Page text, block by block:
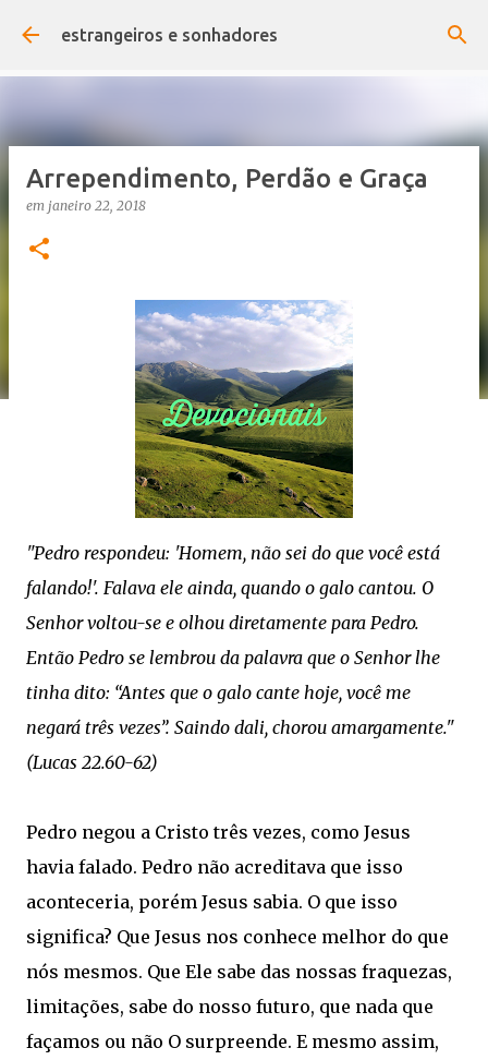
Pular para o conteúdo principal
estrangeiros e sonhadores
Arrependimento, Perdão e Graça
em janeiro 22, 2018
"Pedro respondeu: 'Homem, não sei do que você está
falando!'. Falava ele ainda, quando o galo cantou. O
Senhor voltou-se e olhou diretamente para Pedro.
Então Pedro se lembrou da palavra que o Senhor lhe
tinha dito: “Antes que o galo cante hoje, você me
negará três vezes”. Saindo dali, chorou amargamente."
(Lucas 22.60‭-‬62)
Pedro negou a Cristo três vezes, como Jesus
havia falado. Pedro não acreditava que isso
aconteceria, porém Jesus sabia. O que isso
significa? Que Jesus nos conhece melhor do que
nós mesmos. Que Ele sabe das nossas fraquezas,
limitações, sabe do nosso futuro, que nada que
façamos ou não O surpreende. E mesmo assim,